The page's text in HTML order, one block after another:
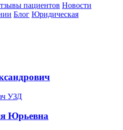
пациентов Новости
Блог Юридическая
УЗД
Юрьевна